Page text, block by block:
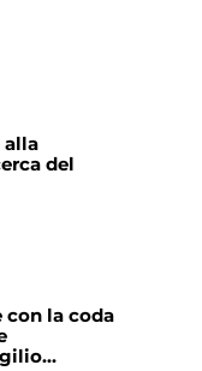
alla
del
con la coda